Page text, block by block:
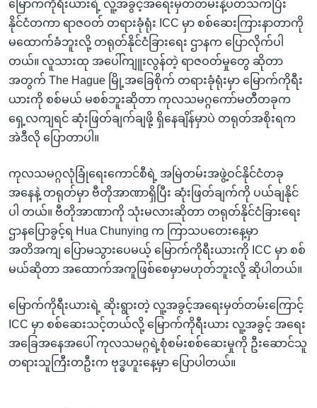
ရန်
နေရာ
သို့
ကျော်
ရန်
မြောက်ကိုရီးယားရဲ့ လူ့အခွင့်အရေးမှတ်တမ်းနဲ့ပတ်သက်ပြီး
နိုင်ငံတကာ ရာဇဝတ် တရားခုံရုံး ICC မှာ စစ်ဆေးကြားနာတာကို
မထောက်ခံဘူးလို့ တရုတ်နိုင်ငံခြားရေး ဌာနက ပြောလိုက်ပါ
တယ်။ လူသားထု အပေါ်ကျူးလွန်တဲ့ ရာဇဝတ်မှုတွေ ဆိုတာ
အတွက် The Hague မြို့အခြေစိုက် တရားခုံရုံးမှာ မြောက်ကိုရီး
ယားကို စစ်မယ် မစစ်ဘူးဆိုတာ ကုလသမဂ္ဂကော်မတီတခုက
ရှေ့လကျရင် ဆုံးဖြတ်ချက်ချဖို့ ရှိနေချိန်မှာပဲ တရုတ်အစိုးရက
အဲဒီလို ပြောတာပါ။
ကုလသမဂ္ဂလုံခြုံရေးကောင်စီရဲ့ အမြဲတမ်းအဖွဲ့ဝင်နိုင်ငံတခု
အနေနဲ့ တရုတ်မှာ ဗီတိုအာဏာရှိပြီး ဆုံးဖြတ်ချက်ကို ပယ်ချနိုင်
ပါ တယ်။ ဗီတိုအာဏာကို သုံးမလားဆိုတာ တရုတ်နိုင်ငံခြားရေး
ဌာနပြောခွင့်ရ Hua Chunying က ကြာသပတေးနေ့မှာ
အတိအကျ ပြောမသွားပေမယ့် မြောက်ကိုရီးယားကို ICC မှာ စစ်
မယ်ဆိုတာ အထောက်အကူဖြစ်စေမှာမဟုတ်ဘူးလို့ ဆိုပါတယ်။
မြောက်ကိုရီးယားရဲ့ ဆိုးရွားတဲ့ လူ့အခွင့်အရေးမှတ်တမ်းကြောင့်
ICC မှာ စစ်ဆေးသင့်တယ်လို့ မြောက်ကိုရီးယား လူ့အခွင့် အရေး
အခြေအနေအပေါ် ကုလသမဂ္ဂရဲ့စုံစမ်းစစ်ဆေးမှုကို ဦးဆောင်သူ
တရားသူကြီးတဦးက ဗုဒ္ဓဟူးနေ့မှာ ပြောပါတယ်။